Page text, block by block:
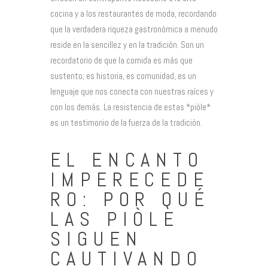
cocina y a los restaurantes de moda, recordando
que la verdadera riqueza gastronómica a menudo
reside en la sencillez y en la tradición. Son un
recordatorio de que la comida es más que
sustento; es historia, es comunidad, es un
lenguaje que nos conecta con nuestras raíces y
con los demás. La resistencia de estas *piòle*
es un testimonio de la fuerza de la tradición.
EL ENCANTO
IMPERECEDE
RO: POR QUÉ
LAS PIÒLE
SIGUEN
CAUTIVANDO